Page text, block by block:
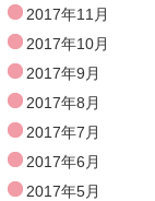
2017年11月
2017年10月
2017年9月
2017年8月
2017年7月
2017年6月
2017年5月